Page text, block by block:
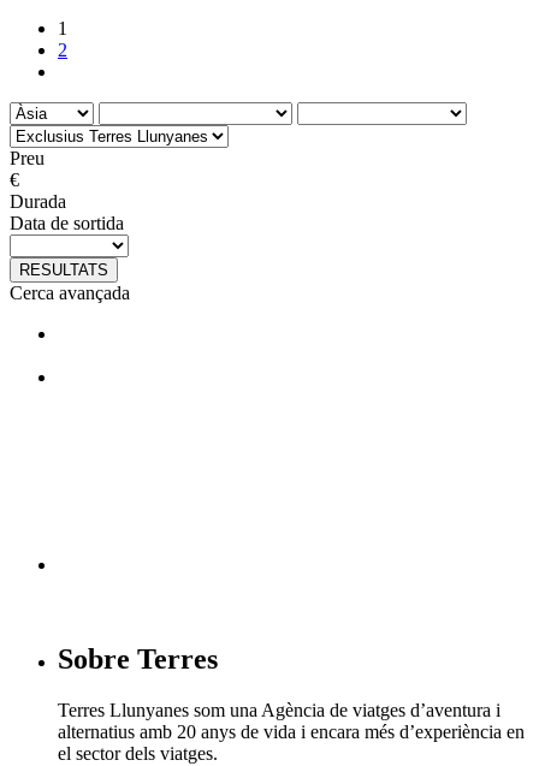
1
2
Preu
€
Durada
Data de sortida
RESULTATS
Cerca avançada
Sobre Terres
Terres Llunyanes som una Agència de viatges d’aventura i
alternatius amb 20 anys de vida i encara més d’experiència en
el sector dels viatges.